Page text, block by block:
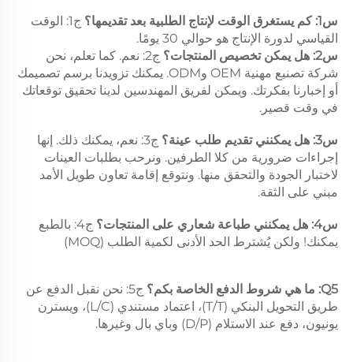
س1: كم يستغرق الوقت لإنتاج الطلبية بعد تقديمها؟
القياسي لدورة الإنتاج هو حوالي 30 يومًا.
س2: هل يمكن تخصيص المنتجات؟
في وقت قصير.
س3: هل يمكنني تقديم طلب عينة؟
مبني على الثقة.
س4: هل يمكنني طباعة شعاري على المنتجات؟
يمكنك! ولكن يُشترط الحد الأدنى لكمية الطلب (MOQ)
Q5: ما هي شروط الدفع الخاصة بكم؟
يونيون، دفع عند الاستلام (D/P) وباي بال وغيرها.